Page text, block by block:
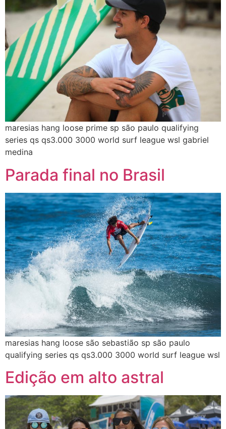
maresias hang loose prime sp são paulo qualifying
series qs qs3.000 3000 world surf league wsl gabriel
medina
Parada final no Brasil
maresias hang loose são sebastião sp são paulo
qualifying series qs qs3.000 3000 world surf league wsl
Edição em alto astral